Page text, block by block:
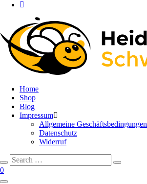
Home
Shop
Blog
Impressum
Allgemeine Geschäftsbedingungen
Datenschutz
Widerruf
Search
for:
Search
0